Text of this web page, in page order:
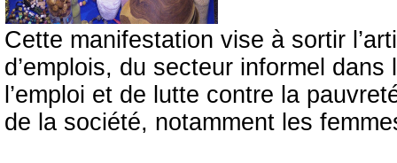
Cette manifestation vise à sortir
d’emplois, du secteur informel
l’emploi et de lutte contre la
de la société, notamment les